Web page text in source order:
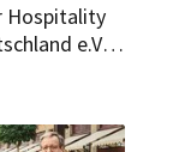
Hospitality
e.V.
&